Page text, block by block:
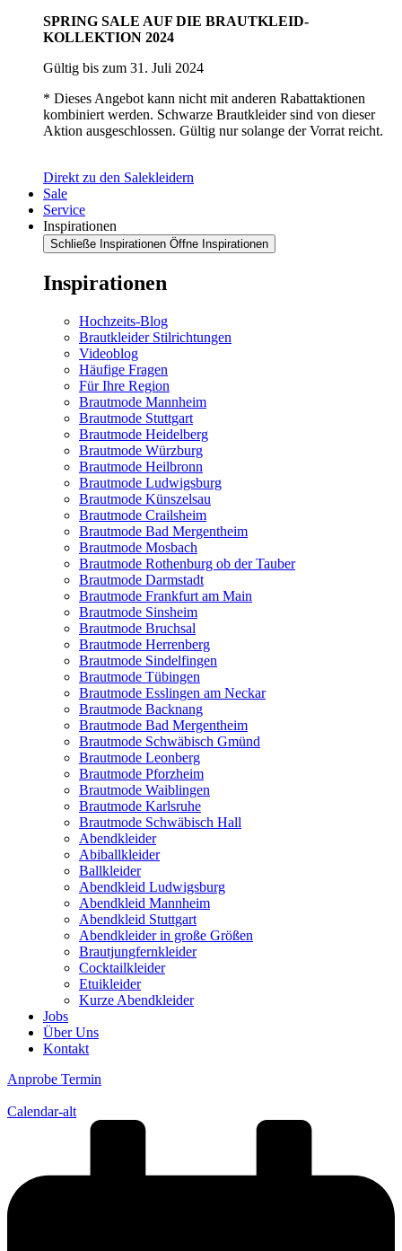
SPRING SALE AUF DIE BRAUTKLEID-
KOLLEKTION 2024
Gültig bis zum 31. Juli 2024
* Dieses Angebot kann nicht mit anderen Rabattaktionen
kombiniert werden. Schwarze Brautkleider sind von dieser
Aktion ausgeschlossen. Gültig nur solange der Vorrat reicht.
Direkt zu den Salekleidern
Sale
Service
Inspirationen
Schließe Inspirationen Öffne Inspirationen
Inspirationen
Hochzeits-Blog
Brautkleider Stilrichtungen
Videoblog
Häufige Fragen
Für Ihre Region
Brautmode Mannheim
Brautmode Stuttgart
Brautmode Heidelberg
Brautmode Würzburg
Brautmode Heilbronn
Brautmode Ludwigsburg
Brautmode Künszelsau
Brautmode Crailsheim
Brautmode Bad Mergentheim
Brautmode Mosbach
Brautmode Rothenburg ob der Tauber
Brautmode Darmstadt
Brautmode Frankfurt am Main
Brautmode Sinsheim
Brautmode Bruchsal
Brautmode Herrenberg
Brautmode Sindelfingen
Brautmode Tübingen
Brautmode Esslingen am Neckar
Brautmode Backnang
Brautmode Bad Mergentheim
Brautmode Schwäbisch Gmünd
Brautmode Leonberg
Brautmode Pforzheim
Brautmode Waiblingen
Brautmode Karlsruhe
Brautmode Schwäbisch Hall
Abendkleider
Abiballkleider
Ballkleider
Abendkleid Ludwigsburg
Abendkleid Mannheim
Abendkleid Stuttgart
Abendkleider in große Größen
Brautjungfernkleider
Cocktailkleider
Etuikleider
Kurze Abendkleider
Jobs
Über Uns
Kontakt
Anprobe Termin
Calendar-alt